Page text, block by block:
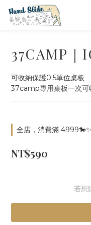
37CAMP｜
可收納保護0.5單位桌板
37camp專用桌板一次可
全店，消費滿
NT$590
若想